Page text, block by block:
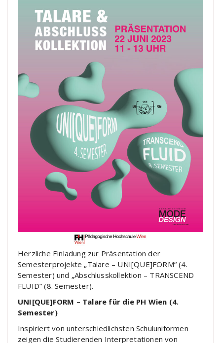
Herzliche Einladung zur Präsentation der
Semesterprojekte „Talare – UNI[QUE]FORM“ (4.
Semester) und „Abschlusskollektion – TRANSCEND
FLUID” (8. Semester).
UNI[QUE]FORM – Talare für die PH Wien (4.
Semester)
Inspiriert von unterschiedlichsten Schuluniformen
zeigen die Studierenden Interpretationen von